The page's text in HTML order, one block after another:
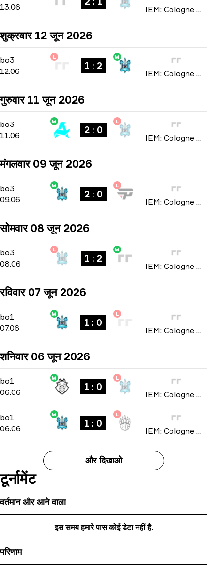
13.06
IEM: Cologne Major 2026
शुक्रवार 12 जून 2026
bo3
bo3
12.06
L
1 : 2
W
IEM: Cologne Major 2026
गुरुवार 11 जून 2026
bo3
bo3
11.06
W
2 : 0
L
IEM: Cologne Major 2026
मंगलवार 09 जून 2026
bo3
bo3
09.06
W
2 : 0
L
IEM: Cologne Major 2026
सोमवार 08 जून 2026
bo3
bo3
08.06
L
1 : 2
W
IEM: Cologne Major 2026
रविवार 07 जून 2026
bo1
bo1
07.06
W
1 : 0
L
IEM: Cologne Major 2026
शनिवार 06 जून 2026
bo1
bo1
06.06
W
1 : 0
L
IEM: Cologne Major 2026
bo1
bo1
06.06
W
1 : 0
L
IEM: Cologne Major 2026
और दिखाओ
टूर्नामेंट
वर्तमान और आने वाला
इस समय हमारे पास कोई डेटा नहीं है.
परिणाम